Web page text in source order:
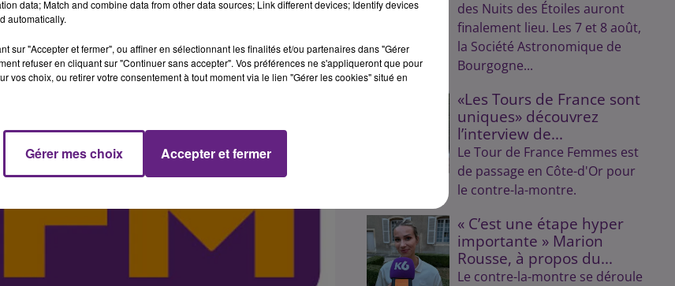
des Nuits des Étoiles auront
finalement lieu. Les 7 et 8 août,
la Société Astronomique de
Bourgogne...
«Les Tours de France sont
uniques» découvrez
l’interview de...
Le Tour de France Femmes est
de passage en Côte-d'Or pour
le contre-la-montre.
« C’est une étape hyper
importante » Marion
Rousse, à propos du...
Le contre-la-montre se déroule
data; Match and combine data from other data sources; Link different devices; Identify devices
automatically.
sur "Accepter et fermer", ou affiner en sélectionnant les finalités et/ou partenaires dans "Gérer
refuser en cliquant sur "Continuer sans accepter". Vos préférences ne s'appliqueront que pour
vos choix, ou retirer votre consentement à tout moment via le lien "Gérer les cookies" situé en
Gérer mes choix Accepter et fermer